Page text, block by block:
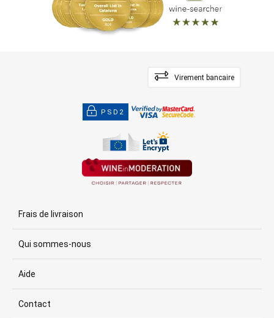
Virement bancaire
PSD2
Frais de livraison
Qui sommes-nous
Aide
Contact